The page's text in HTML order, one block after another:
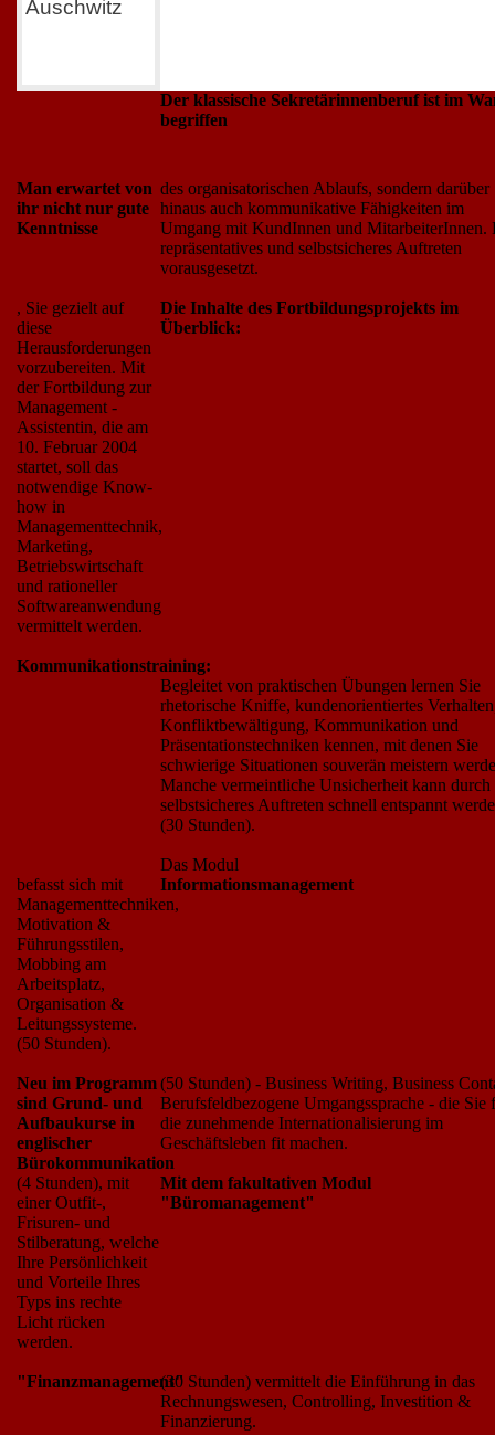
Der klassische Sekretärinnenberuf ist im
begriffen
Man erwartet von
ihr nicht nur gute
Kenntnisse
des organisatorischen Ablaufs, sondern darüber
hinaus auch kommunikative Fähigkeiten im
Umgang mit KundInnen und MitarbeiterInnen.
repräsentatives und selbstsicheres Auftreten
vorausgesetzt.
, Sie gezielt auf
diese
Herausforderungen
vorzubereiten. Mit
der Fortbildung zur
Management -
Assistentin, die am
10. Februar 2004
startet, soll das
notwendige Know-
how in
Managementtechnik,
Marketing,
Betriebswirtschaft
und rationeller
Softwareanwendung
vermittelt werden.
Die Inhalte des Fortbildungsprojekts im
Überblick:
Kommunikationstraining:
Begleitet von praktischen Übungen lernen Sie
rhetorische Kniffe, kundenorientiertes
Konfliktbewältigung, Kommunikation und
Präsentationstechniken kennen, mit denen Sie
schwierige Situationen souverän meistern
Manche vermeintliche Unsicherheit kann durch
selbstsicheres Auftreten schnell entspannt
(30 Stunden).
Das Modul
befasst sich mit
Managementtechniken,
Motivation &
Führungsstilen,
Mobbing am
Arbeitsplatz,
Organisation &
Leitungssysteme.
(50 Stunden).
Informationsmanagement
Neu im Programm
sind Grund- und
Aufbaukurse in
englischer
Bürokommunikation
(50 Stunden) - Business Writing, Business
Berufsfeldbezogene Umgangssprache - die Sie
die zunehmende Internationalisierung im
Geschäftsleben fit machen.
(4 Stunden), mit
einer Outfit-,
Frisuren- und
Stilberatung, welche
Ihre Persönlichkeit
und Vorteile Ihres
Typs ins rechte
Licht rücken
werden.
Mit dem fakultativen Modul
"Büromanagement"
"Finanzmanagement"(30 Stunden) vermittelt die Einführung in das
Rechnungswesen, Controlling, Investition &
Finanzierung.